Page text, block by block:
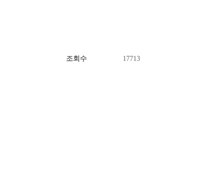
조회수 17713